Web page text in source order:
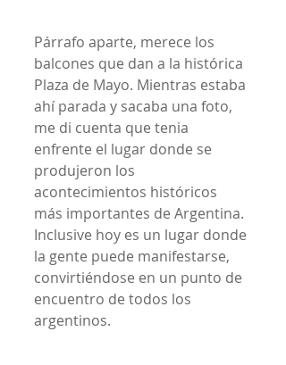
Párrafo aparte, merece los
balcones que dan a la histórica
Plaza de Mayo. Mientras estaba
ahí parada y sacaba una foto,
me di cuenta que tenia
enfrente el lugar donde se
produjeron los
acontecimientos históricos
más importantes de Argentina.
Inclusive hoy es un lugar donde
la gente puede manifestarse,
convirtiéndose en un punto de
encuentro de todos los
argentinos.